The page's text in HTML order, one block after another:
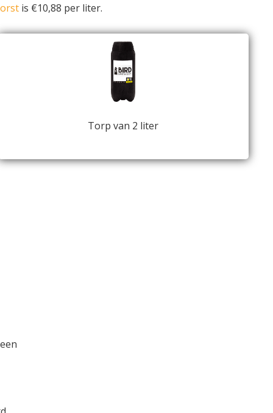
is €10,88 per liter.
Torp van 2 liter